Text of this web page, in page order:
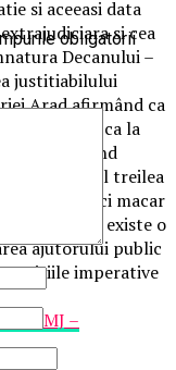
si aceeasi data
si cea
Decanului –
justitiabilului
Arad afirmând ca
i-a transmis ca la
eliberând
era la al treilea
formulata nici macar
mai putin sa existe o
ajutorului public
imperative
MJ –
obligatorii